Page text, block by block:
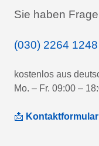
Sie haben
(030) 2264 1248
kostenlos aus
Mo. – Fr. 09:00 –
📩 Kontaktformular